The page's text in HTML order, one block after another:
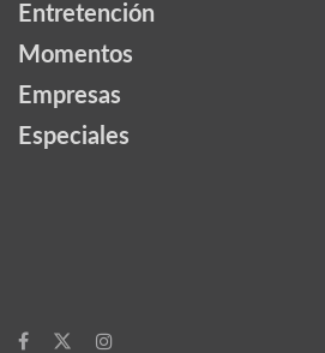
Entretención
Momentos
Empresas
Especiales